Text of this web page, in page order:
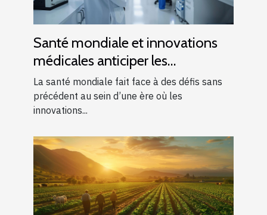
Santé mondiale et innovations
médicales anticiper les
pandémies du futur
La santé mondiale fait face à des défis sans
précédent au sein d’une ère où les
innovations...